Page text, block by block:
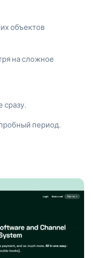
объектов
на сложное
сразу.
период.